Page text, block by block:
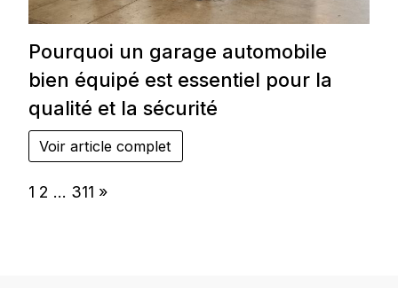
Pourquoi un garage automobile
bien équipé est essentiel pour la
qualité et la sécurité
Voir article complet
Page:
1 2 … 311 Next
»